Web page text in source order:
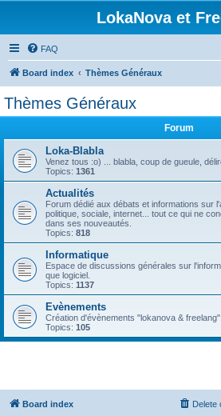
LokaNova et
FAQ
Board index Thèmes Généraux
Thèmes Généraux
Forum
Loka-Blabla
Venez tous :o) ... blabla, coup de gueule,
Topics: 1361
Actualités
Forum dédié aux débats et informations sur
politique, sociale, internet... tout ce qui ne
dans ses nouveautés.
Topics: 818
Informatique
Espace de discussions générales sur
que logiciel.
Topics: 1137
Evènements
Création d'évènements "lokanova &
Topics: 105
Board index Delete